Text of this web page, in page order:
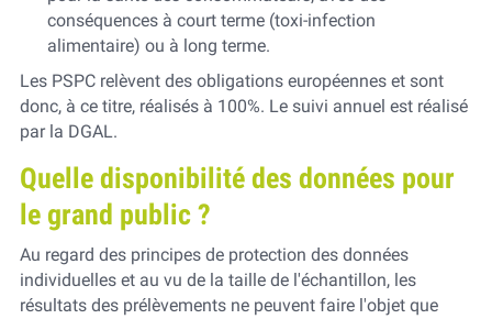
conséquences à court terme (toxi-infection
alimentaire) ou à long terme.
Les PSPC relèvent des obligations européennes et sont
donc, à ce titre, réalisés à 100%. Le suivi annuel est réalisé
par la DGAL.
Quelle disponibilité des données pour
le grand public ?
Au regard des principes de protection des données
individuelles et au vu de la taille de l'échantillon, les
résultats des prélèvements ne peuvent faire l'objet que